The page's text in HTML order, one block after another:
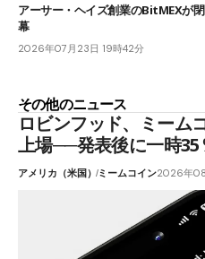
アーサー・ヘイズ創業のBitMEXが
幕
2026年07月23日 19時42分
その他のニュース
ロビンフッド、ミーム
上場──発表後に一時35
アメリカ（米国）ミームコイン2026年